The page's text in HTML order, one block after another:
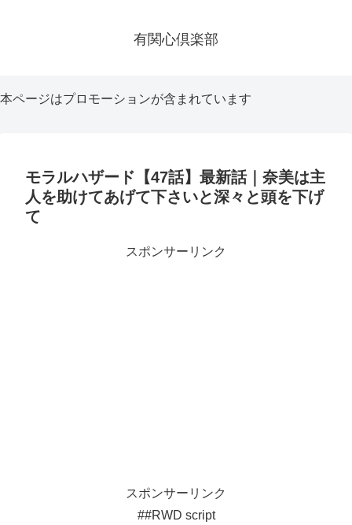
有関心倶楽部
本ページはプロモーションが含まれています
モラルハザード【47話】最新話｜奈美は主
人を助けてあげて下さいと深々と頭を下げ
て
スポンサーリンク
スポンサーリンク
##RWD script